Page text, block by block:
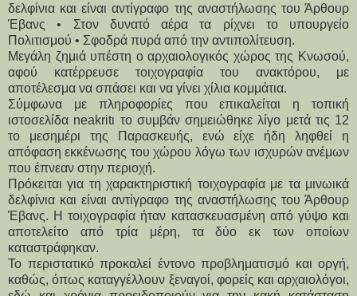
δελφίνια και είναι αντίγραφο της αναστήλωσης του Άρθουρ
Έβανς • Στον δυνατό αέρα τα ρίχνει το υπουργείο
Πολιτισμού • Σφοδρά πυρά από την αντιπολίτευση.
Μεγάλη ζημιά υπέστη ο αρχαιολογικός χώρος της Κνωσού,
αφού κατέρρευσε τοιχογραφία του ανακτόρου, με
αποτέλεσμα να σπάσει και να γίνει χίλια κομμάτια.
Σύμφωνα με πληροφορίες που επικαλείται η τοπική
ιστοσελίδα neakritι το συμβάν σημειώθηκε λίγο μετά τις 12
το μεσημέρι της Παρασκευής, ενώ είχε ήδη ληφθεί η
απόφαση εκκένωσης του χώρου λόγω των ισχυρών ανέμων
που έπνεαν στην περιοχή.
Πρόκειται για τη χαρακτηριστική τοιχογραφία με τα μινωικά
δελφίνια και είναι αντίγραφο της αναστήλωσης του Άρθουρ
Έβανς. Η τοιχογραφία ήταν κατασκευασμένη από γύψο και
αποτελείτο από τρία μέρη, τα δύο εκ των οποίων
καταστράφηκαν.
Το περιστατικό προκαλεί έντονο προβληματισμό και οργή,
καθώς, όπως καταγγέλλουν ξεναγοί, φορείς και αρχαιολόγοι,